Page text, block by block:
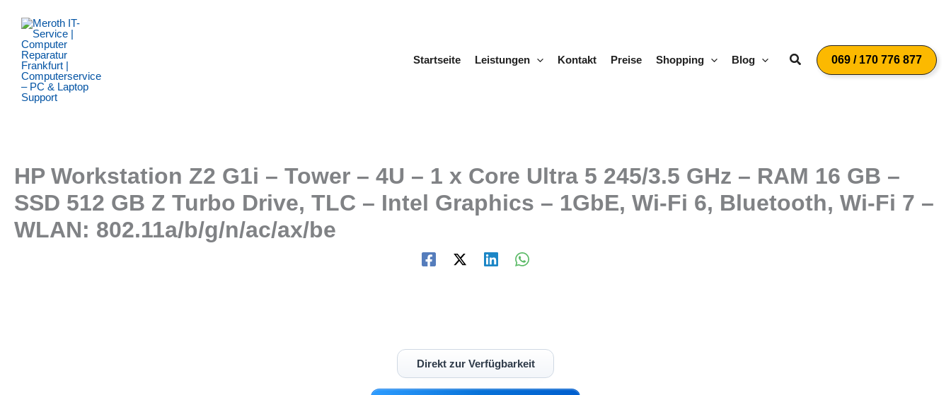
Inhalt
springen
Startseite
Leistungen Kontakt Preise Shopping Blog Suchen069 / 170 776 877
HP Workstation Z2 G1i – Tower – 4U – 1 x Core Ultra 5 245/3.5 GHz – RAM 16 GB –
SSD 512 GB Z Turbo Drive, TLC – Intel Graphics – 1GbE, Wi-Fi 6, Bluetooth, Wi-Fi 7 –
WLAN: 802.11a/b/g/n/ac/ax/be
Direkt zur Verfügbarkeit